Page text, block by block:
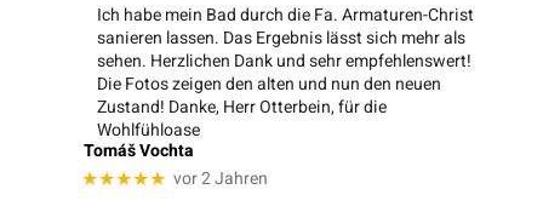
Ich habe mein Bad durch die Fa. Armaturen-Christ
sanieren lassen. Das Ergebnis lässt sich mehr als
sehen. Herzlichen Dank und sehr empfehlenswert!
Die Fotos zeigen den alten und nun den neuen
Zustand! Danke, Herr Otterbein, für die
Wohlfühloase
Tomáš Vochta
★★★★★ vor 2 Jahren